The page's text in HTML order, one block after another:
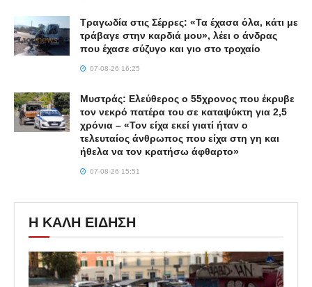
Τραγωδία στις Σέρρες: «Τα έχασα όλα, κάτι με
τράβαγε στην καρδιά μου», λέει ο άνδρας
που έχασε σύζυγο και γιο στο τροχαίο
07-08-26 16:25
Μυστράς: Ελεύθερος ο 55χρονος που έκρυβε
τον νεκρό πατέρα του σε καταψύκτη για 2,5
χρόνια – «Τον είχα εκεί γιατί ήταν ο
τελευταίος άνθρωπος που είχα στη γη και
ήθελα να τον κρατήσω άφθαρτο»
07-08-26 15:51
Η ΚΑΛΗ ΕΙΔΗΣΗ